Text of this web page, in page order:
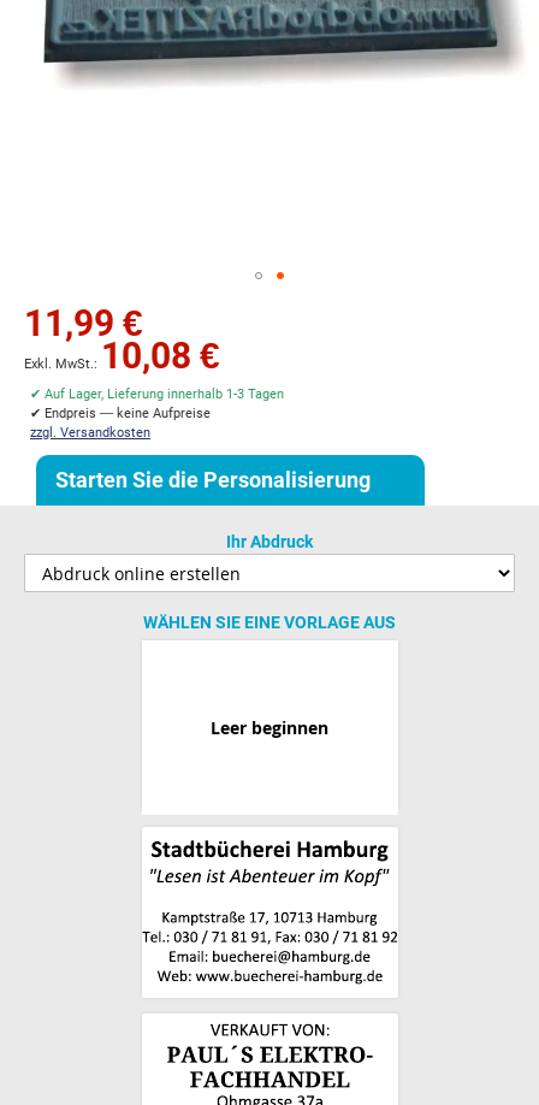
springen
11,99 €
10,08 €
✔ Auf Lager, Lieferung innerhalb 1-3 Tagen
✔ Endpreis — keine Aufpreise
zzgl. Versandkosten
Starten Sie die Personalisierung
Ihr Abdruck
WÄHLEN SIE EINE VORLAGE AUS
Leer beginnen